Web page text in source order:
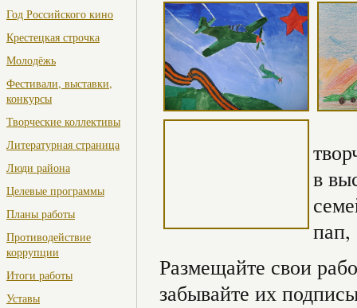
Год Российского кино
Крестецкая строчка
Молодёжь
Фестивали, выставки,
конкурсы
Творческие коллективы
Литературная страница
Люди района
Целевые программы
Планы работы
Противодействие
коррупции
Итоги работы
Уставы
в
пап,
Размещайте свои
забывайте их